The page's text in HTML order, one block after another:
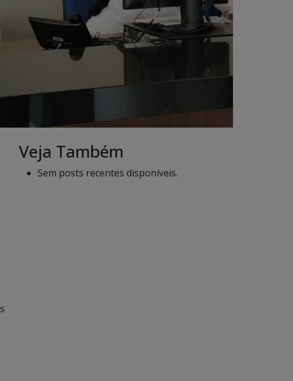
Veja Também
Sem posts recentes disponíveis.